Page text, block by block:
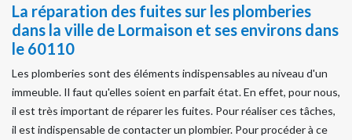
La réparation des fuites sur les plomberies
dans la ville de Lormaison et ses environs dans
le 60110
Les plomberies sont des éléments indispensables au niveau d'un
immeuble. Il faut qu'elles soient en parfait état. En effet, pour nous,
il est très important de réparer les fuites. Pour réaliser ces tâches,
il est indispensable de contacter un plombier. Pour procéder à ce